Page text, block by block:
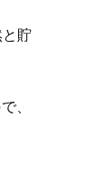
貯
、